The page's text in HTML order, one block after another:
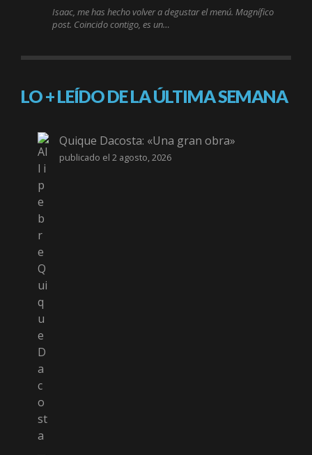
Isaac, me has hecho volver a degustar el menú. Magnífico
post. Coincido contigo, es un…
LO + LEÍDO DE LA ÚLTIMA SEMANA
Quique Dacosta: «Una gran obra»
publicado el 2 agosto, 2026